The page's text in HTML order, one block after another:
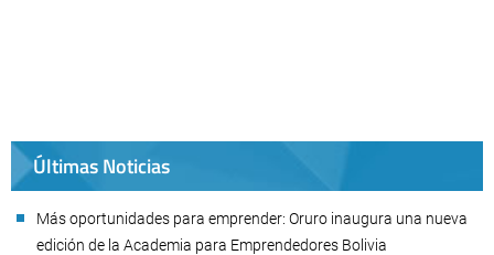
Últimas Noticias
Más oportunidades para emprender: Oruro inaugura una nueva
edición de la Academia para Emprendedores Bolivia